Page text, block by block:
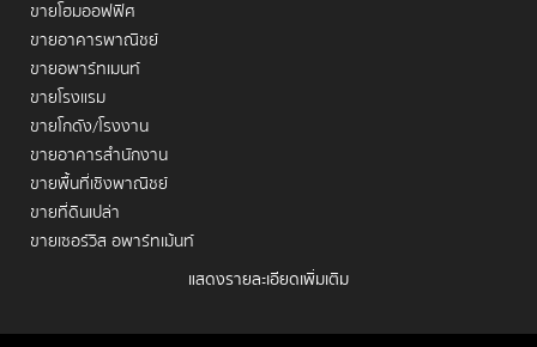
Villa Asoke (วิลล่า อโศก) เป็นคอนโดมิเนียมที่วางตำแหน่งตัว
เองเป็นทางเลือกที่ดีสำหรับผู้ที่ต้องการที่พักอาศัยใกล้ใจกลาง
เมืองแต่ยังต้องการความคุ้มค่า เมื่อเปรียบเทียบกับคอนโดแบรนด์
ลักชัวรีในย่านเดียวกัน โครงการนี้เด่นในแง่ของขนาดห้องที่
ออกแบบมาให้ใช้งานได้จริงและทำเลซึ่งเชื่อมต่อกับระบบขนส่ง
สาธารณะหลักของกรุงเทพฯ โดยเฉพาะการเข้าถึง
ที่ทำให้การเดินทางเข้า-ออกย่านอโศก-พระราม 9 สะดวกขึ้น
ทำเลของ Villa Asoke ตั้งอยู่ในย่านที่มีบรรยากาศผสมผสาน
ระหว่างออฟฟิศ อาคารสำนักงาน โรงแรมระดับกลาง และ
คอนโดมิเนียม ทำให้โครงการมีความเหมาะสมทั้งสำหรับผู้อยู่อาศัย
ขายโฮมออฟฟิศ
ขายอาคารพาณิชย์
ขายอพาร์ทเมนท์
ขายโรงแรม
ขายโกดัง/โรงงาน
ขายอาคารสำนักงาน
ขายพื้นที่เชิงพาณิชย์
ขายที่ดินเปล่า
ขายเซอร์วิส อพาร์ทเม้นท์
เช่าบ้าน
แสดงรายละเอียดเพิ่มเติม